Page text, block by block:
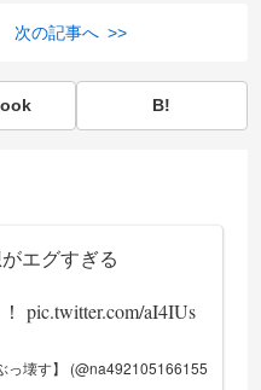
次の記事へ >>
B!
エグすぎる
！pic.twitter.com/aI4IUs
壊す】 (@na492105166155